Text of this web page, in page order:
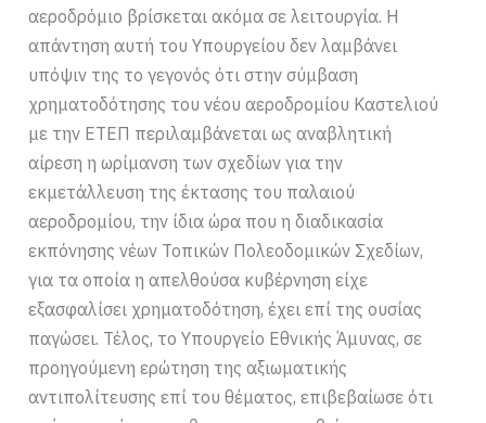
αεροδρόμιο βρίσκεται ακόμα σε λειτουργία. Η
απάντηση αυτή του Υπουργείου δεν λαμβάνει
υπόψιν της το γεγονός ότι στην σύμβαση
χρηματοδότησης του νέου αεροδρομίου Καστελιού
με την ΕΤΕΠ περιλαμβάνεται ως αναβλητική
αίρεση η ωρίμανση των σχεδίων για την
εκμετάλλευση της έκτασης του παλαιού
αεροδρομίου, την ίδια ώρα που η διαδικασία
εκπόνησης νέων Τοπικών Πολεοδομικών Σχεδίων,
για τα οποία η απελθούσα κυβέρνηση είχε
εξασφαλίσει χρηματοδότηση, έχει επί της ουσίας
παγώσει. Τέλος, το Υπουργείο Εθνικής Άμυνας, σε
προηγούμενη ερώτηση της αξιωματικής
αντιπολίτευσης επί του θέματος, επιβεβαίωσε ότι